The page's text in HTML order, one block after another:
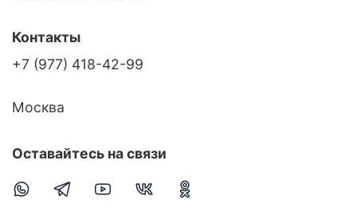
Контакты
+7 (977) 418-42-99
Москва
Оставайтесь на связи